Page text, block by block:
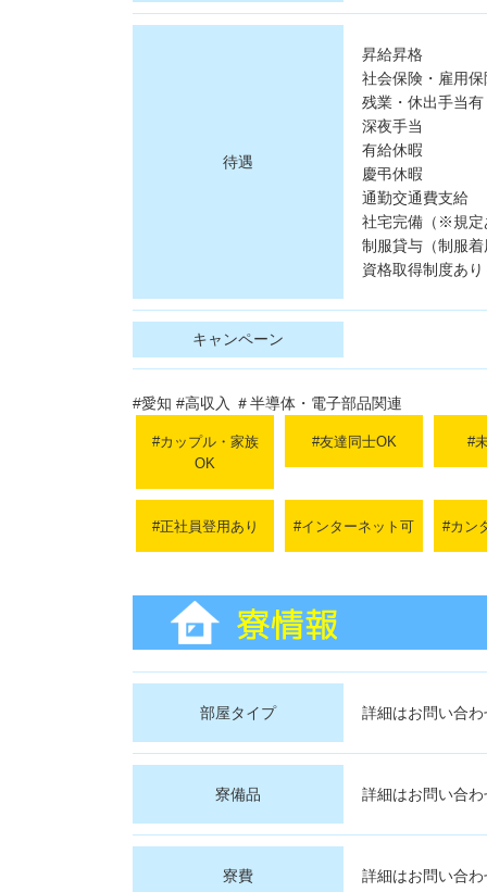
待遇
昇給昇格
社会保険・雇用
残業・休出手当有
深夜手当
有給休暇
慶弔休暇
通勤交通費支給
社宅完備（※規定
制服貸与（制服
資格取得制度あり
キャンペーン
#愛知 #高収入 ＃半導体・電子部品関連
#カップル・家族
OK
#友達同士OK #
#正社員登用あり #インターネット可 #カン
部屋タイプ 詳細はお問い合
寮備品 詳細はお問い合
寮費 詳細はお問い合